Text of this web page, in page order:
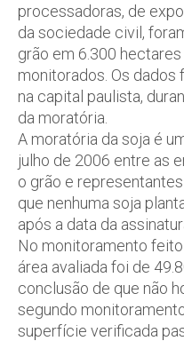
processadoras, de
da sociedade civil,
grão em 6.300
monitorados. Os dados
na capital paulista,
da moratória.
A moratória da soja é
julho de 2006 entre as
o grão e
que nenhuma soja
após a data da
No monitoramento
área avaliada foi de
conclusão de que não
segundo
superfície verificada